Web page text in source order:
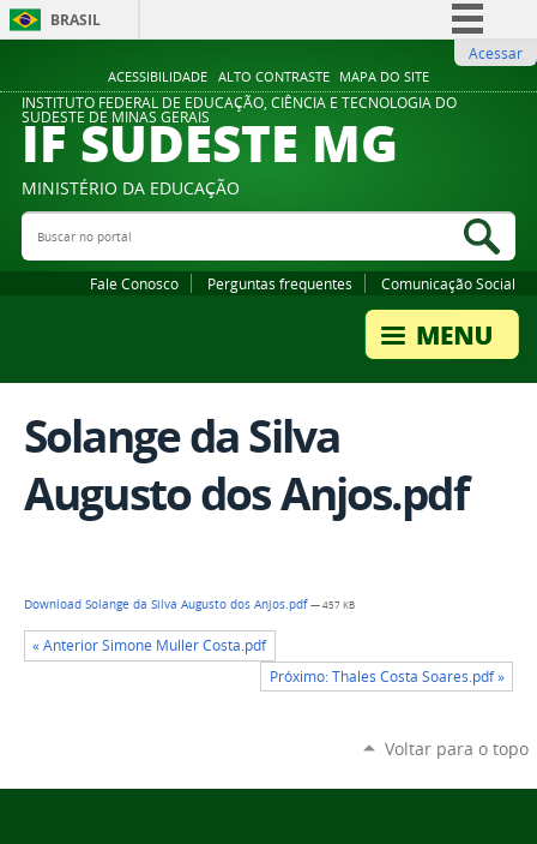
ACESSIBILIDADE ALTO CONTRASTE MAPA DO SITE
BRASIL
Comunica BR
Participe
Legislação
Acessar
INSTITUTO FEDERAL DE EDUCAÇÃO, CIÊNCIA E TECNOLOGIA DO
SUDESTE DE MINAS GERAIS
IF SUDESTE MG
MINISTÉRIO DA EDUCAÇÃO
Buscar no portal
Fale Conosco Perguntas frequentes Comunicação Social
Solange da Silva
Augusto dos Anjos.pdf
Download Solange da Silva Augusto dos Anjos.pdf— 457 KB
« Anterior Simone Muller Costa.pdf
Próximo: Thales Costa Soares.pdf »
Voltar para o topo